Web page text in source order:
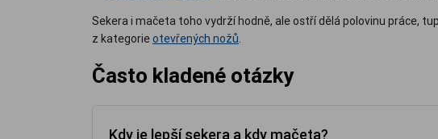
Sekera i mačeta toho vydrží hodně, ale ostří dělá polovinu práce,
z kategorieotevřených nožů.
Často kladené otázky
Kdy je lepší sekera a kdy mačeta?